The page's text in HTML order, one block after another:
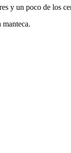
y un poco de los